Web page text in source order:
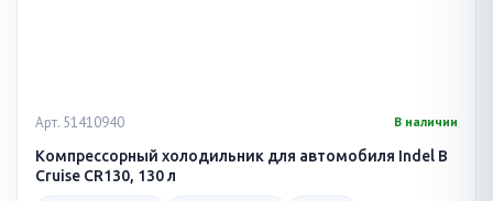
Арт. 51410940 В наличии
Компрессорный холодильник для автомобиля Indel B
Cruise CR130, 130 л